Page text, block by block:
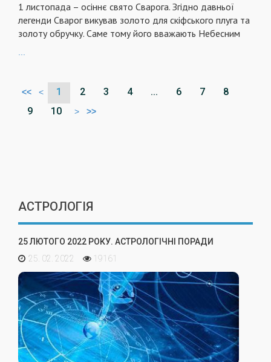
1 листопада – осіннє свято Сварога. Згідно давньої
легенди Сварог викував золото для скіфського плуга та
золоту обручку. Саме тому його вважають Небесним
<< < 1 2 3 4 ... 6 7
8
9
10 > >>
АСТРОЛОГІЯ
25 ЛЮТОГО 2022 РОКУ. АСТРОЛОГІЧНІ ПОРАДИ
25. 02. 2022
19161